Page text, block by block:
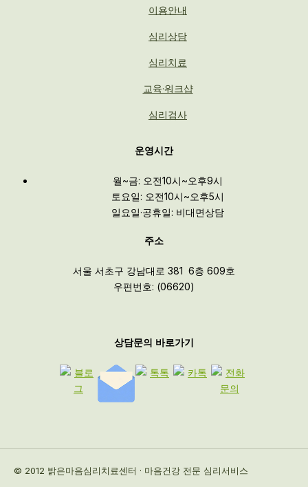
이용안내
심리상담
심리치료
교육·워크샵
심리검사
운영시간
월~금: 오전10시~오후9시
토요일: 오전10시~오후5시
일요일·공휴일: 비대면상담
주소
서울 서초구 강남대로 381 6층 609호
우편번호: (06620)
상담문의 바로가기
© 2012 밝은마음심리치료센터 · 마음건강 전문 심리서비스